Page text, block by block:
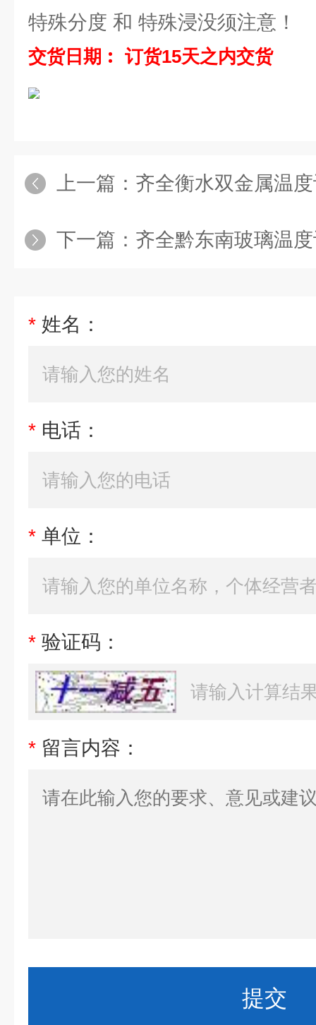
特殊分度 和 特殊浸没须注意！
交货日期︰ 订货15天之内交货
上一篇： 齐全衡水双金属温
下一篇： 齐全黔东南玻璃温
* 姓名：
* 电话：
* 单位：
* 验证码：
* 留言内容：